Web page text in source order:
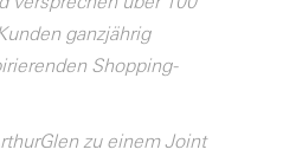
ganzjährig
Shopping-
zu einem Joint